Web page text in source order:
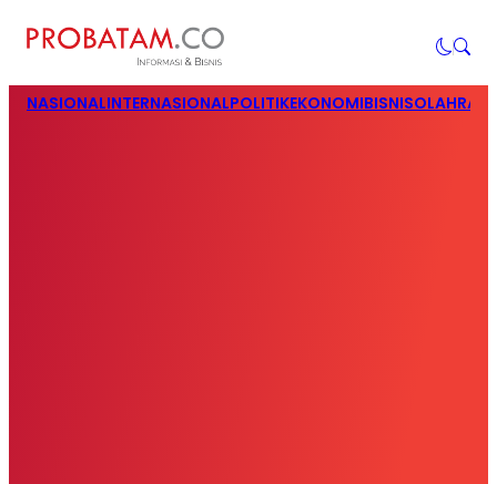
NASIONALINTERNASIONALPOLITIKEKONOMIBISNIS